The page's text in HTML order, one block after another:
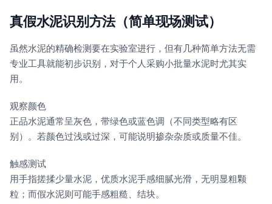
真假水泥识别方法（简单现场测试）
虽然水泥的精确检测要在实验室进行，但有几种简单方法无需
专业工具就能初步识别，对于个人采购小批量水泥时尤其实
用。
观察颜色
正品水泥通常呈灰色，带绿色或蓝色调（不同类型略有区
别）。若颜色过浅或过深，可能说明掺杂杂质或质量不佳。
触感测试
用手指搓揉少量水泥，优质水泥手感细腻光滑，无明显粗颗
粒；而假水泥则可能手感粗糙、结块。